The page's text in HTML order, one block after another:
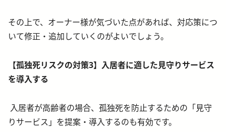
その上で、オーナー様が気づいた点があれば、対応策につ
いて修正・追加していくのがよいでしょう。
【孤独死リスクの対策3】入居者に適した見守りサービス
を導入する
入居者が高齢者の場合、孤独死を防止するための「見守
りサービス」を提案・導入するのも有効です。